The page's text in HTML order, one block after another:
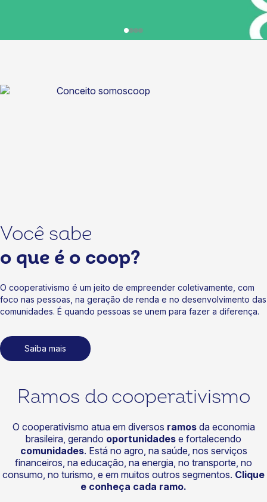
Você sabe
o que é o coop?
O cooperativismo é um jeito de empreender coletivamente, com
foco nas pessoas, na geração de renda e no desenvolvimento das
comunidades. É quando pessoas se unem para fazer a diferença.
Saiba mais
Ramos do cooperativismo
O cooperativismo atua em diversos ramosda economia
brasileira, gerando oportunidades e fortalecendo
comunidades. Está no agro, na saúde, nos serviços
financeiros, na educação, na energia, no transporte, no
consumo, no turismo, e em muitos outros segmentos. Clique
e conheça cada ramo.